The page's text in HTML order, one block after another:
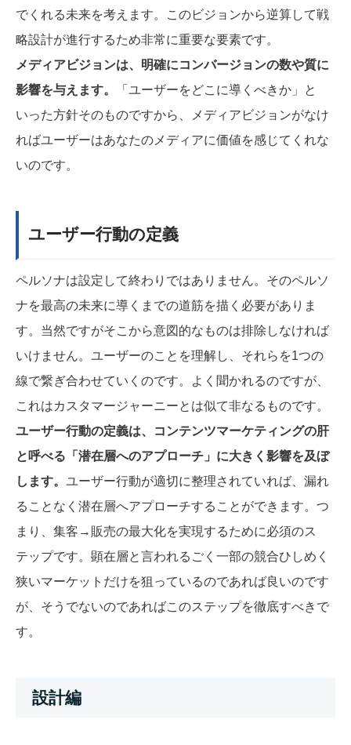
でくれる未来を考えます。このビジョンから逆算して戦
略設計が進行するため非常に重要な要素です。
メディアビジョンは、明確にコンバージョンの数や質に
影響を与えます。
「ユーザーをどこに導くべきか」と
いった方針そのものですから、メディアビジョンがなけ
ればユーザーはあなたのメディアに価値を感じてくれな
いのです。
ユーザー行動の定義
ペルソナは設定して終わりではありません。そのペルソ
ナを最高の未来に導くまでの道筋を描く必要がありま
す。当然ですがそこから意図的なものは排除しなければ
いけません。ユーザーのことを理解し、それらを1つの
線で繋ぎ合わせていくのです。よく聞かれるのですが、
これはカスタマージャーニーとは似て非なるものです。
ユーザー行動の定義は、コンテンツマーケティングの肝
と呼べる「潜在層へのアプローチ」に大きく影響を及ぼ
します。 ユーザー行動が適切に整理されていれば、漏れ
ることなく潜在層へアプローチすることができます。つ
まり、集客→販売の最大化を実現するために必須のス
テップです。顕在層と言われるごく一部の競合ひしめく
狭いマーケットだけを狙っているのであれば良いのです
が、そうでないのであればこのステップを徹底すべきで
す。
設計編